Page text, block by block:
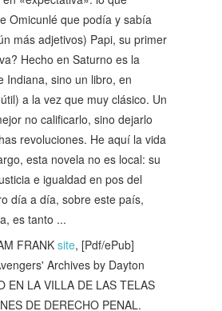
Omicunlé que podía y sabía
más adjetivos) Papi, su primer
Hecho en Saturno es la
Indiana, sino un libro, en
a la vez que muy clásico. Un
no calificarlo, sino dejarlo
revoluciones. He aquí la vida
esta novela no es local: su
e igualdad en pos del
día a día, sobre este país,
es tanto ...
FRANK site, [Pdf/ePub]
Archives by Dayton
EN LA VILLA DE LAS TELAS
DE DERECHO PENAL.